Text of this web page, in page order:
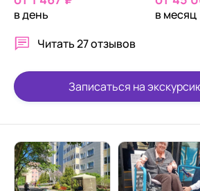
в день
в месяц
Читать27 отзывов
Записаться на